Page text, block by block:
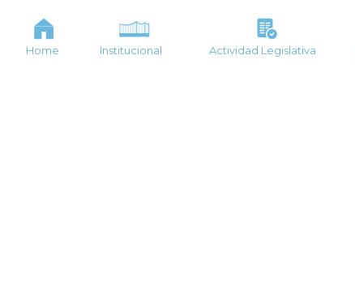
Home Institucional Actividad Legislativa